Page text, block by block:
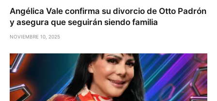
Angélica Vale confirma su divorcio de Otto Padrón
y asegura que seguirán siendo familia
NOVIEMBRE 10, 2025